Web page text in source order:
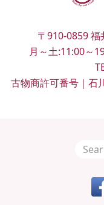
〒910-0859 福
月～土:11:00～
古物商許可番号｜石